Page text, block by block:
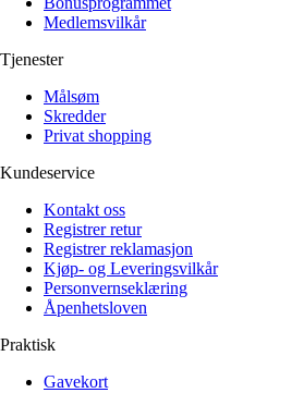
Medlemsvilkår
Tjenester
Målsøm
Skredder
Privat shopping
Kundeservice
Kontakt oss
Registrer retur
Registrer reklamasjon
Kjøp- og Leveringsvilkår
Personvernseklæring
Åpenhetsloven
Praktisk
Gavekort